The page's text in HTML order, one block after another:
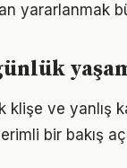
yararlanmak
ve yanlış
bir bakış